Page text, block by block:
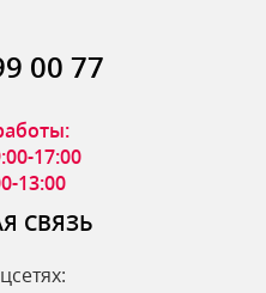
00 77
17:00
13:00
СВЯЗЬ